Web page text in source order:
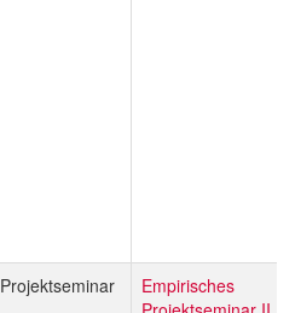
Projektseminar
Empirisches